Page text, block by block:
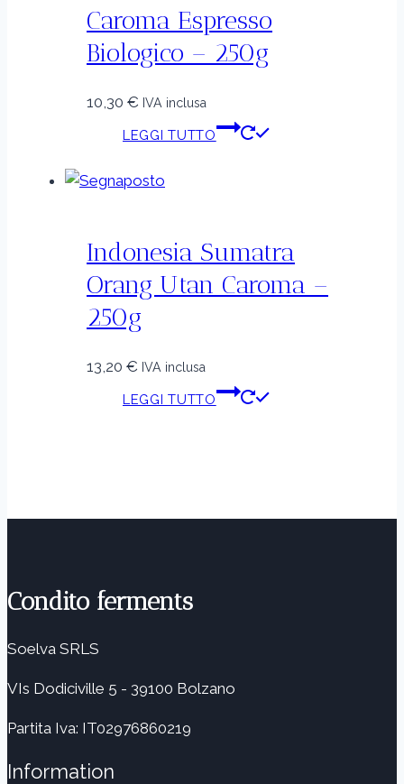
Caroma Espresso
Biologico – 250g
10,30 € IVA inclusa
LEGGI TUTTO
Indonesia Sumatra
Orang Utan Caroma –
250g
13,20 € IVA inclusa
LEGGI TUTTO
Condito ferments
Soelva SRLS
VIs Dodiciville 5 - 39100 Bolzano
Partita Iva: IT02976860219
Information